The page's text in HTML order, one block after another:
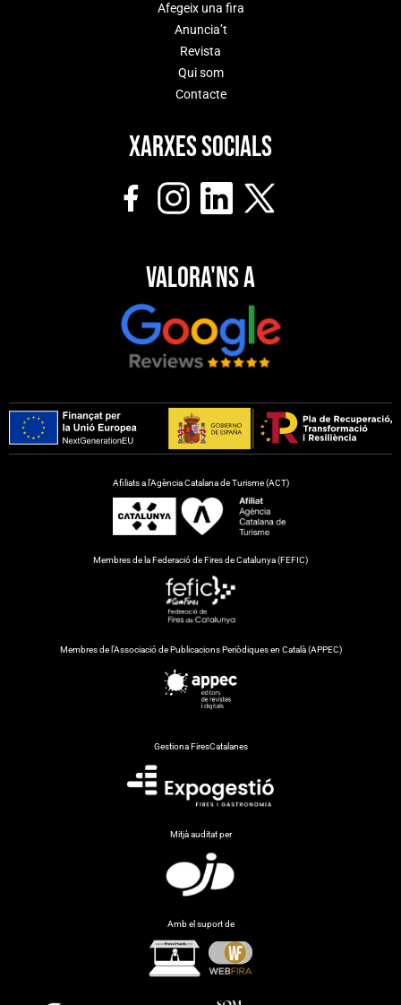
Afegeix una fira
Anuncia’t
Revista
Qui som
Contacte
Xarxes socials
Valora'ns a
Afiliats a l’Agència Catalana de Turisme (ACT)
Membres de la Federació de Fires de Catalunya (FEFIC)
Membres de l’Associació de Publicacions Periòdiques en Català (APPEC)
Gestiona FiresCatalanes
Mitjà auditat per
Amb el suport de